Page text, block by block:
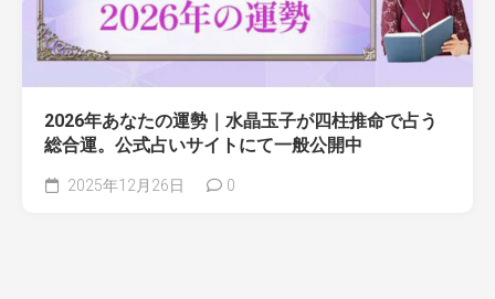
2026年あなたの運勢｜水晶玉子が四柱推命で占う
総合運。公式占いサイトにて一般公開中
2025年12月26日 0